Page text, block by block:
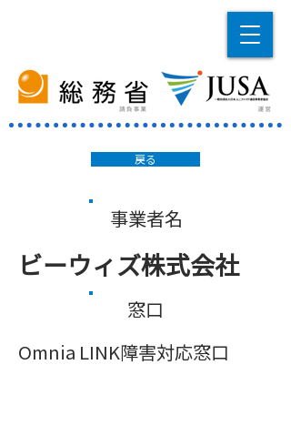
戻る
事業者名
ビーウィズ株式会社
窓口
Omnia LINK障害対応窓口